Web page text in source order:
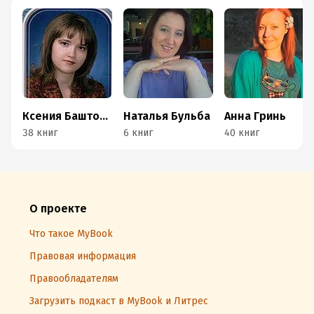
Ксения Баштовая
38 книг
Наталья Бульба
6 книг
Анна Гринь
40 книг
О проекте
Что такое MyBook
Правовая информация
Правообладателям
Загрузить подкаст в MyBook и Литрес